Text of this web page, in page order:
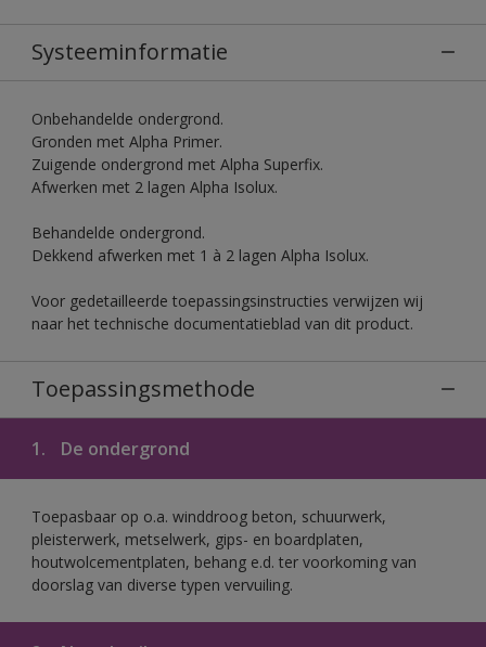
Systeeminformatie
Onbehandelde ondergrond.
Gronden met Alpha Primer.
Zuigende ondergrond met Alpha Superfix.
Afwerken met 2 lagen Alpha Isolux.
Behandelde ondergrond.
Dekkend afwerken met 1 à 2 lagen Alpha Isolux.
Voor gedetailleerde toepassingsinstructies verwijzen wij
naar het technische documentatieblad van dit product.
Toepassingsmethode
1. De ondergrond
Toepasbaar op o.a. winddroog beton, schuurwerk,
pleisterwerk, metselwerk, gips- en boardplaten,
houtwolcementplaten, behang e.d. ter voorkoming van
doorslag van diverse typen vervuiling.